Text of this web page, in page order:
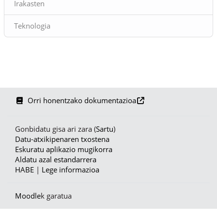
Irakasten
Teknologia
Orri honentzako dokumentazioa
Gonbidatu gisa ari zara (Sartu)
Datu-atxikipenaren txostena
Eskuratu aplikazio mugikorra
Aldatu azal estandarrera
HABE | Lege informazioa
Moodlek garatua